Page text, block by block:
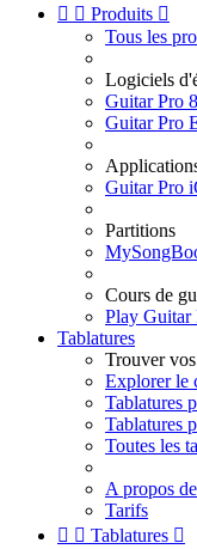
  Produits 
Tous les
Logiciels
Guitar Pro
Guitar Pro
Guitar Pro
Partitions
Cours de
Play Guitar
Tablatures
Trouver
Explorer le
Tablatures
Tablatures
Toutes les
A propos
Tarifs
  Tablatures 